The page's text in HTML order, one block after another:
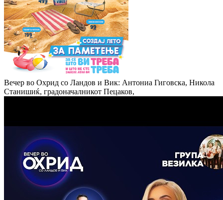
Вечер во Охрид со Ландов и Вик: Антониа Гиговска, Никола
Станишиќ, градоначалникот Пецаков,